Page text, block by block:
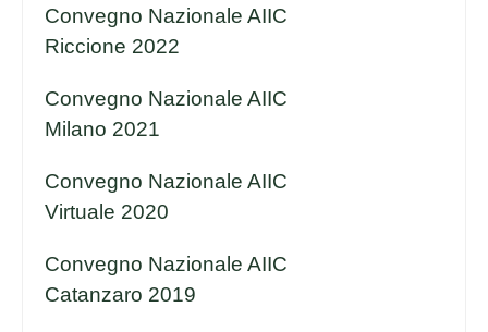
Convegno Nazionale AIIC
Riccione 2022
Convegno Nazionale AIIC
Milano 2021
Convegno Nazionale AIIC
Virtuale 2020
Convegno Nazionale AIIC
Catanzaro 2019